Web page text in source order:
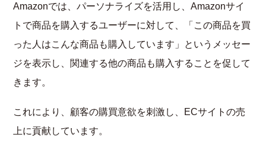
Amazonでは、パーソナライズを活用し、Amazonサイ
トで商品を購入するユーザーに対して、「この商品を買
った人はこんな商品も購入しています」というメッセー
ジを表示し、関連する他の商品も購入することを促して
きます。
これにより、顧客の購買意欲を刺激し、ECサイトの売
上に貢献しています。